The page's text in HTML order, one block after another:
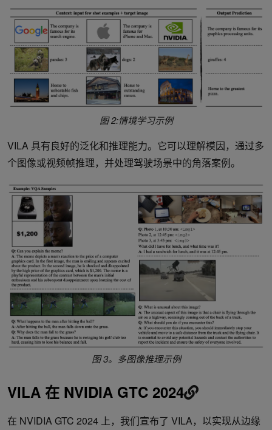
图 2:情境学习示例
VILA 具有良好的泛化和推理能力。它可以理解模因，通过多
个图像或视频帧推理，并处理驾驶场景中的角落案例。
图 3。多图像推理示例
VILA 在 NVIDIA GTC 2024
在 NVIDIA GTC 2024 上，我们宣布了 VILA，以实现从边缘